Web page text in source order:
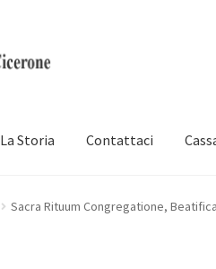
La Storia Contattaci
Sacra Rituum Congregatione,